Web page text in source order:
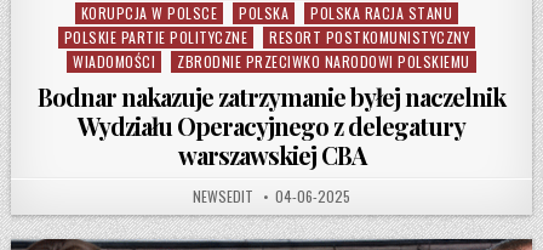
KORUPCJA W POLSCE
POLSKA
POLSKA RACJA STANU
POLSKIE PARTIE POLITYCZNE
RESORT POSTKOMUNISTYCZNY
WIADOMOŚCI
ZBRODNIE PRZECIWKO NARODOWI POLSKIEMU
Bodnar nakazuje zatrzymanie byłej naczelnik
Wydziału Operacyjnego z delegatury
warszawskiej CBA
AUTHOR:
NEWSEDIT PUBLISHED DATE:
04-06-2025